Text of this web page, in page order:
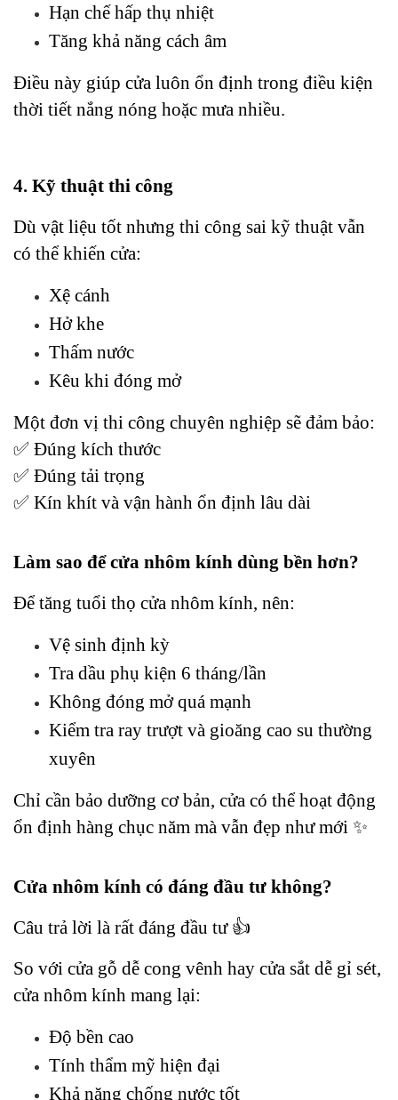
Hạn chế hấp thụ nhiệt
Tăng khả năng cách âm
Điều này giúp cửa luôn ổn định trong điều kiện
thời tiết nắng nóng hoặc mưa nhiều.
4. Kỹ thuật thi công
Dù vật liệu tốt nhưng thi công sai kỹ thuật vẫn
có thể khiến cửa:
Xệ cánh
Hở khe
Thấm nước
Kêu khi đóng mở
Một đơn vị thi công chuyên nghiệp sẽ đảm bảo:
✅ Đúng kích thước
✅ Đúng tải trọng
✅ Kín khít và vận hành ổn định lâu dài
Làm sao để cửa nhôm kính dùng bền hơn?
Để tăng tuổi thọ cửa nhôm kính, nên:
Vệ sinh định kỳ
Tra dầu phụ kiện 6 tháng/lần
Không đóng mở quá mạnh
Kiểm tra ray trượt và gioăng cao su thường
xuyên
Chỉ cần bảo dưỡng cơ bản, cửa có thể hoạt động
ổn định hàng chục năm mà vẫn đẹp như mới ✨
Cửa nhôm kính có đáng đầu tư không?
Câu trả lời là rất đáng đầu tư 👍
So với cửa gỗ dễ cong vênh hay cửa sắt dễ gỉ sét,
cửa nhôm kính mang lại:
Độ bền cao
Tính thẩm mỹ hiện đại
Khả năng chống nước tốt